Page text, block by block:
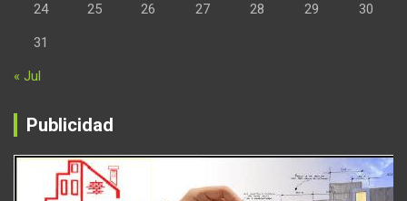
24 25 26 27 28 29 30
31
« Jul
Publicidad